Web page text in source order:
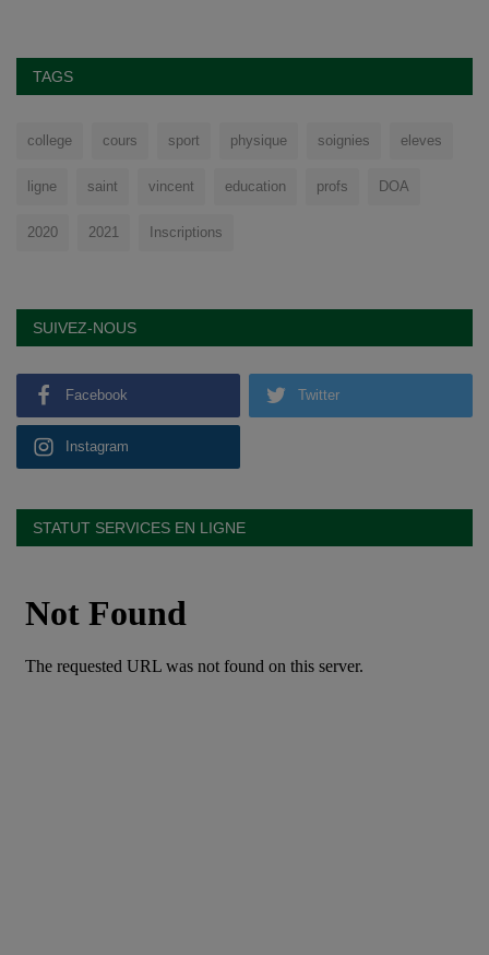
TAGS
college cours sport physique soignies eleves
ligne saint vincent education profs DOA
2020 2021 Inscriptions
SUIVEZ-NOUS
Facebook Twitter
Instagram
STATUT SERVICES EN LIGNE